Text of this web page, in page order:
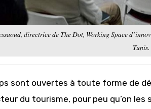
directrice de The Dot, Working Space
Tunis.
sont ouvertes à toute forme de
du tourisme, pour peu qu’on